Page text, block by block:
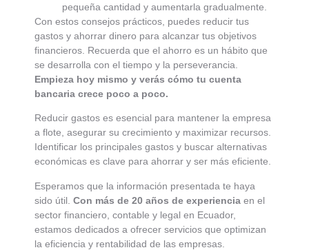
pequeña cantidad y aumentarla gradualmente.
Con estos consejos prácticos, puedes reducir tus
gastos y ahorrar dinero para alcanzar tus objetivos
financieros. Recuerda que el ahorro es un hábito que
se desarrolla con el tiempo y la perseverancia.
Empieza hoy mismo y verás cómo tu cuenta
bancaria crece poco a poco.
Reducir gastos es esencial para mantener la empresa
a flote, asegurar su crecimiento y maximizar recursos.
Identificar los principales gastos y buscar alternativas
económicas es clave para ahorrar y ser más eficiente.
Esperamos que la información presentada te haya
sido útil. Con más de 20 años de experiencia en el
sector financiero, contable y legal en Ecuador,
estamos dedicados a ofrecer servicios que optimizan
la eficiencia y rentabilidad de las empresas.